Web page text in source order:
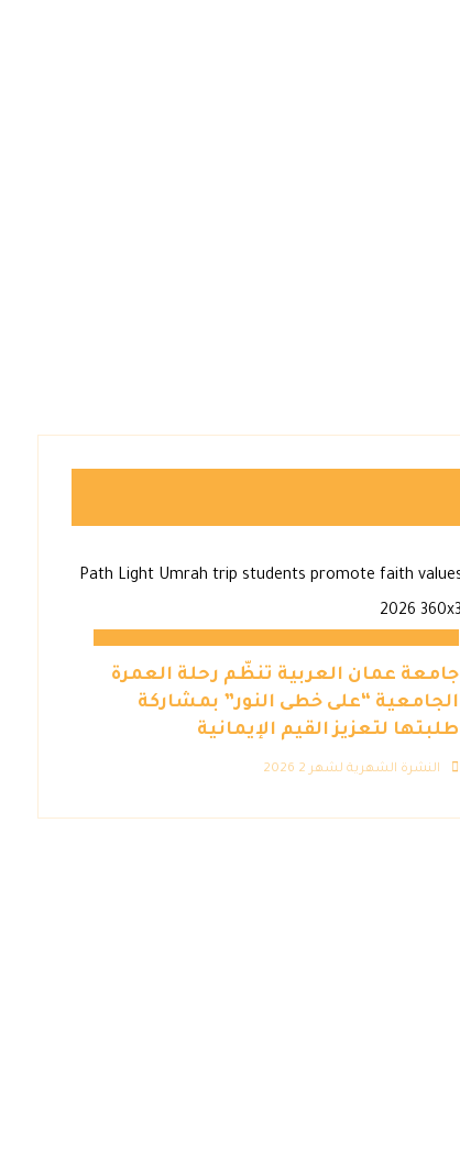
جامعة عمان العربية تنظّم رحلة العمرة
الجامعية “على خطى النور” بمشاركة
طلبتها لتعزيز القيم الإيمانية
النشرة الشهرية لشهر 2 2026